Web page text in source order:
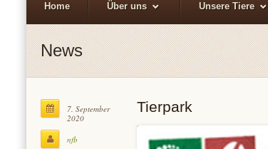
Home Über uns Unsere Tiere
News
7. September
2020
nfb
Tierpark